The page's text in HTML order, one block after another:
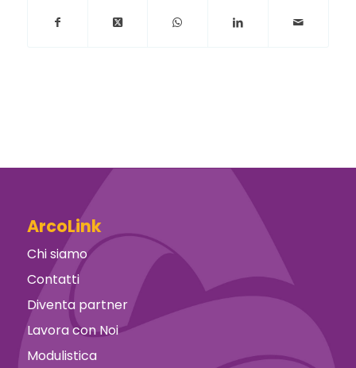
ArcoLink
Chi siamo
Contatti
Diventa partner
Lavora con Noi
Modulistica